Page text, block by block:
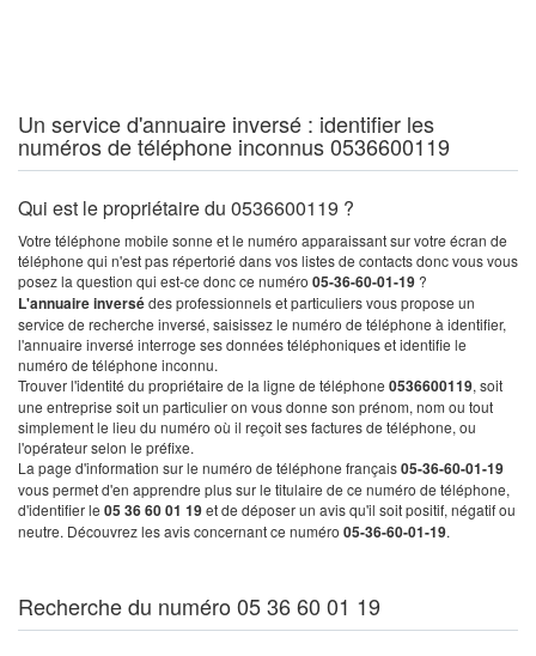
Un service d'annuaire inversé : identifier les
numéros de téléphone inconnus 0536600119
Qui est le propriétaire du 0536600119 ?
Votre téléphone mobile sonne et le numéro apparaissant sur votre écran de
téléphone qui n'est pas répertorié dans vos listes de contacts donc vous vous
posez la question qui est-ce donc ce numéro 05-36-60-01-19 ?
L'annuaire inversédes professionnels et particuliers vous propose un
service de recherche inversé, saisissez le numéro de téléphone à identifier,
l'annuaire inversé interroge ses données téléphoniques et identifie le
numéro de téléphone inconnu.
Trouver l'identité du propriétaire de la ligne de téléphone 0536600119, soit
une entreprise soit un particulier on vous donne son prénom, nom ou tout
simplement le lieu du numéro où il reçoit ses factures de téléphone, ou
l'opérateur selon le préfixe.
La page d'information sur le numéro de téléphone français05-36-60-01-19
vous permet d'en apprendre plus sur le titulaire de ce numéro de téléphone,
d'identifier le 05 36 60 01 19et de déposer un avis qu'il soit positif, négatif ou
neutre. Découvrez les avis concernant ce numéro 05-36-60-01-19.
Recherche du numéro 05 36 60 01 19